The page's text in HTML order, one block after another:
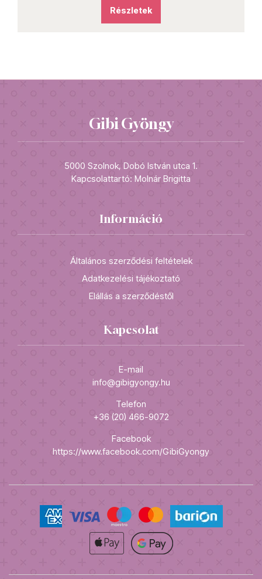
Részletek
Gibi Gyöngy
5000 Szolnok, Dobó István utca 1.
Kapcsolattartó: Molnár Brigitta
Információ
Általános szerződési feltételek
Adatkezelési tájékoztató
Elállás a szerződéstől
Kapcsolat
E-mail
info@gibigyongy.hu
Telefon
+36 (20) 466-9072
Facebook
https://www.facebook.com/GibiGyongy